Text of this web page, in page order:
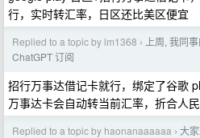
行，实时转汇率，日区还比美区便宜
Replied to a topic by lm1368 ›
上周, 我同
ChatGPT 订阅
招行万事达借记卡就行，绑定了谷歌
万事达卡会自动转当前汇率，折合人
Replied to a topic by haonanaaaaaa › 大